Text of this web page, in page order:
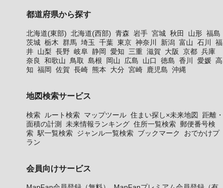
都道府県から探す
北海道(東部) 北海道(西部) 青森 岩手 宮城 秋田 山形 福島
茨城 栃木 群馬 埼玉 千葉 東京 神奈川 新潟 富山 石川
福
井 山梨 長野 岐阜 静岡 愛知 三重 滋賀 大阪 京都 兵庫
奈良
和歌山 鳥取 島根 岡山 広島 山口 徳島 香川 愛媛 高
知 福岡 佐賀 長崎 熊本 大分 宮崎 鹿児島 沖縄
地図検索サービス
検索 ルート検索 マップツール 住まい探し×未来地図
距離・
面積の計測 未来情報ランキング 住所一覧検索 郵便番号検
索 駅一覧検索 ジャンル一覧検索 ブックマーク
おでかけプ
ラン
会員向けサービス